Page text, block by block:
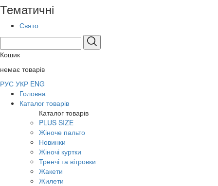
Тематичні
Свято
Кошик
немає товарів
РУС УКР ENG
Головна
Каталог товарів
Каталог товарів
PLUS SIZE
Жіноче пальто
Новинки
Жіночі куртки
Тренчі та вітровки
Жакети
Жилети